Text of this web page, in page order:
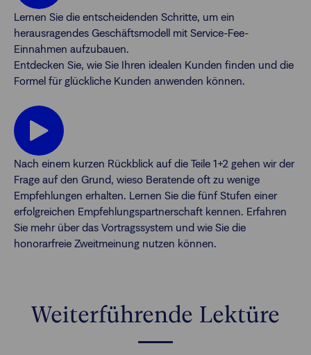
Lernen Sie die entscheidenden Schritte, um ein
herausragendes Geschäftsmodell mit Service-Fee-
Einnahmen aufzubauen.
Entdecken Sie, wie Sie Ihren idealen Kunden finden und die
Formel für glückliche Kunden anwenden können.
Nach einem kurzen Rückblick auf die Teile 1+2 gehen wir der
Frage auf den Grund, wieso Beratende oft zu wenige
Empfehlungen erhalten. Lernen Sie die fünf Stufen einer
erfolgreichen Empfehlungspartnerschaft kennen. Erfahren
Sie mehr über das Vortragssystem und wie Sie die
honorarfreie Zweitmeinung nutzen können.
Weiterführende Lektüre